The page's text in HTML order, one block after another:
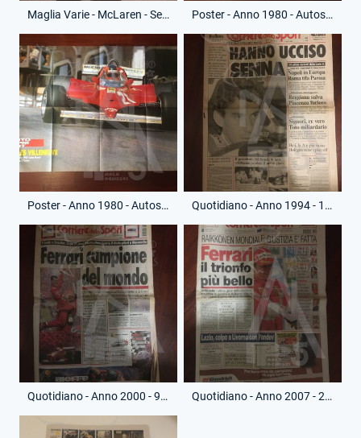
Maglia Varie - McLaren - Senna - (Retro) Poster - Anno 1980 - Autosprint - Gilles Villeneuve - Disegno - (Fronte)
Poster - Anno 1980 - Autosprint - GIlles Villeneuve - Gp Usa West 1981 - (Retro) Quotidiano - Anno 1994 - 1 Maggio 1994 - Corriere dello Sport - Morte Ayrton Senna
Quotidiano - Anno 2000 - 9 Ottobre 2000 - Corriere dello Sport - Ferrari Campione del Mondo Quotidiano - Anno 2007 - 22 Ottobre 2007 - Corriere dello Sport - Ferrari Campione del Mondo